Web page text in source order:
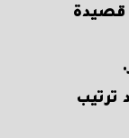
قصيدة
ترتيب